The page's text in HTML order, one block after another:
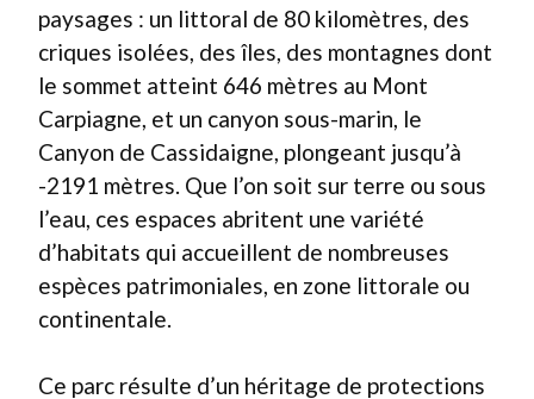
paysages : un littoral de 80 kilomètres, des
criques isolées, des îles, des montagnes dont
le sommet atteint 646 mètres au Mont
Carpiagne, et un canyon sous-marin, le
Canyon de Cassidaigne, plongeant jusqu’à
-2191 mètres. Que l’on soit sur terre ou sous
l’eau, ces espaces abritent une variété
d’habitats qui accueillent de nombreuses
espèces patrimoniales, en zone littorale ou
continentale.
Ce parc résulte d’un héritage de protections